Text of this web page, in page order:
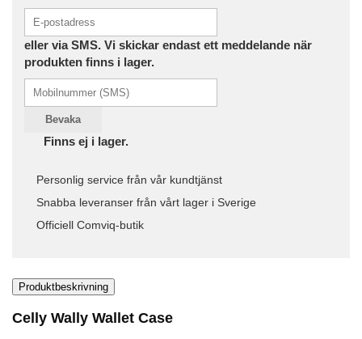
eller via SMS. Vi skickar endast ett meddelande när
produkten finns i lager.
Bevaka
Finns ej i lager.
Personlig service från vår kundtjänst
Snabba leveranser från vårt lager i Sverige
Officiell Comviq-butik
Produktbeskrivning
Celly Wally Wallet Case